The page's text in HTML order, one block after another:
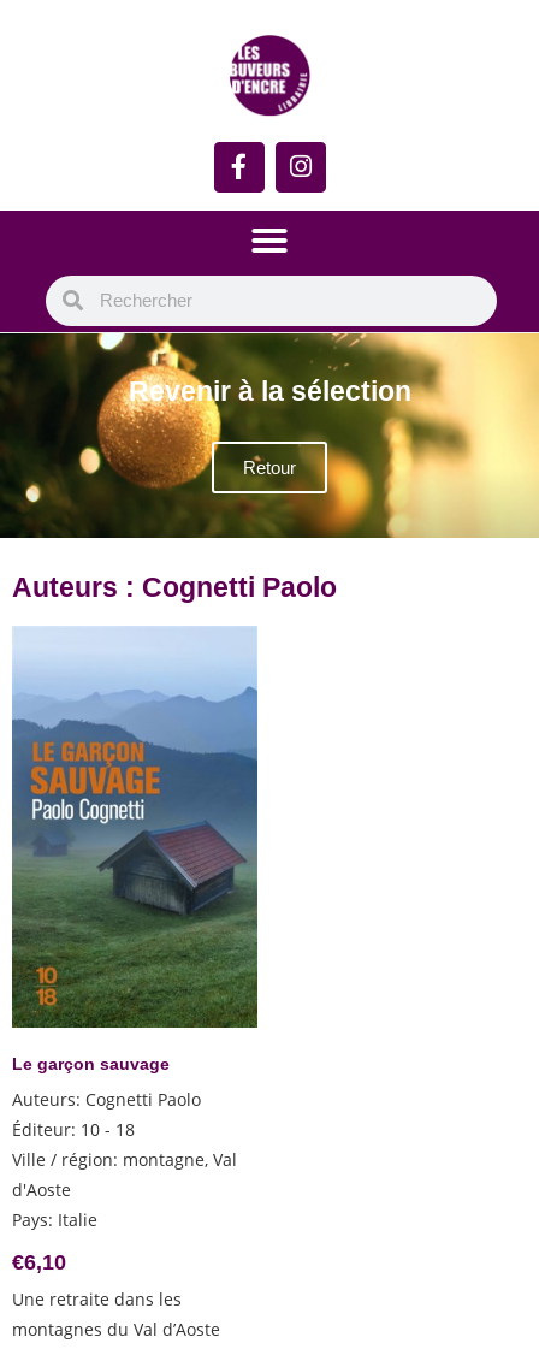
Revenir à la sélection
Retour
Auteurs : Cognetti Paolo
Le garçon sauvage
Auteurs: Cognetti Paolo
Éditeur: 10 - 18
Ville / région: montagne, Val
d'Aoste
Pays: Italie
€6,10
Une retraite dans les
montagnes du Val d’Aoste